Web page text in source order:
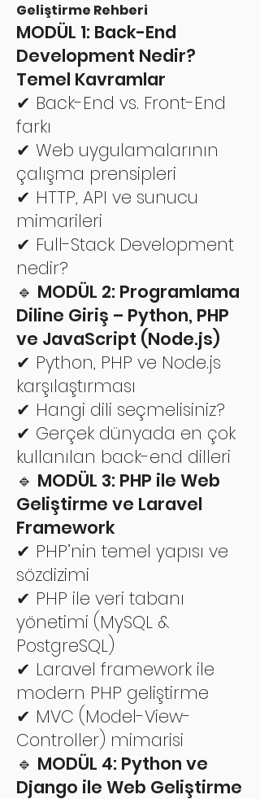
Geliştirme Rehberi
MODÜL 1: Back-End
Development Nedir?
Temel Kavramlar
✔ Back-End vs. Front-End
farkı
✔ Web uygulamalarının
çalışma prensipleri
✔ HTTP, API ve sunucu
mimarileri
✔ Full-Stack Development
nedir?
🔹 MODÜL 2: Programlama
Diline Giriş – Python, PHP
ve JavaScript (Node.js)
✔ Python, PHP ve Node.js
karşılaştırması
✔ Hangi dili seçmelisiniz?
✔ Gerçek dünyada en çok
kullanılan back-end dilleri
🔹 MODÜL 3: PHP ile Web
Geliştirme ve Laravel
Framework
✔ PHP’nin temel yapısı ve
sözdizimi
✔ PHP ile veri tabanı
yönetimi (MySQL &
PostgreSQL)
✔ Laravel framework ile
modern PHP geliştirme
✔ MVC (Model-View-
Controller) mimarisi
🔹 MODÜL 4: Python ve
Django ile Web Geliştirme